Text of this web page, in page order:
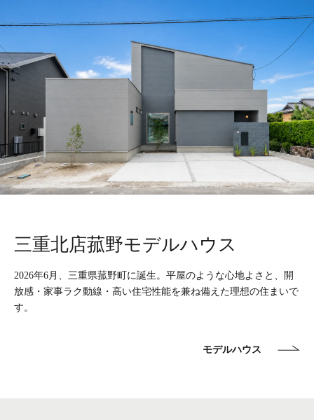
三重北店菰野モデルハウス
2026年6月、三重県菰野町に誕生。平屋のような心地よさと、開
放感・家事ラク動線・高い住宅性能を兼ね備えた理想の住まいで
す。
モデルハウス